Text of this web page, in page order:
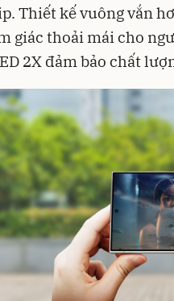
Thiết kế vuông vắn
giác thoải mái cho
2X đảm bảo chất